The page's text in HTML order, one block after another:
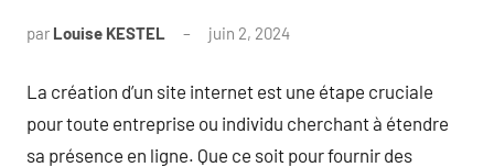
par Louise KESTEL juin 2, 2024
La création d’un site internet est une étape cruciale
pour toute entreprise ou individu cherchant à étendre
sa présence en ligne. Que ce soit pour fournir des